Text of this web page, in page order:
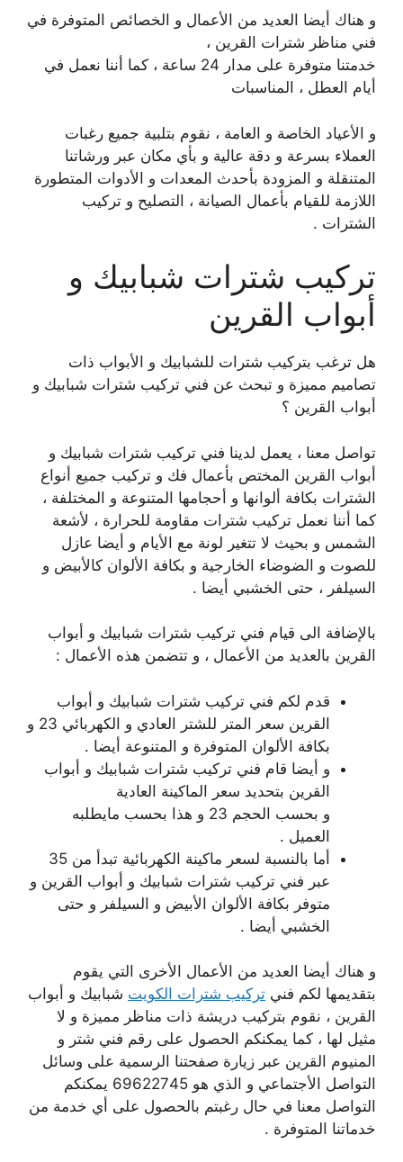
و هناك أيضا العديد من الأعمال و الخصائص المتوفرة في
فني مناظر شترات القرين ،
خدمتنا متوفرة على مدار 24 ساعة ، كما أننا نعمل في
أيام العطل ، المناسبات
و الأعياد الخاصة و العامة ، نقوم بتلبية جميع رغبات
العملاء بسرعة و دقة عالية و بأي مكان عبر ورشاتنا
المتنقلة و المزودة بأحدث المعدات و الأدوات المتطورة
اللازمة للقيام بأعمال الصيانة ، التصليح و تركيب
الشترات .
تركيب شترات شبابيك و
أبواب القرين
هل ترغب بتركيب شترات للشبابيك و الأبواب ذات
تصاميم مميزة و تبحث عن فني تركيب شترات شبابيك و
أبواب القرين ؟
تواصل معنا ، يعمل لدينا فني تركيب شترات شبابيك و
أبواب القرين المختص بأعمال فك و تركيب جميع أنواع
الشترات بكافة ألوانها و أحجامها المتنوعة و المختلفة ،
كما أننا نعمل تركيب شترات مقاومة للحرارة ، لأشعة
الشمس و بحيث لا تتغير لونة مع الأيام و أيضا عازل
للصوت و الضوضاء الخارجية و بكافة الألوان كالأبيض و
السيلفر ، حتى الخشبي أيضا .
بالإضافة الى قيام فني تركيب شترات شبابيك و أبواب
القرين بالعديد من الأعمال ، و تتضمن هذه الأعمال :
قدم لكم فني تركيب شترات شبابيك و أبواب
القرين سعر المتر للشتر العادي و الكهربائي 23 و
بكافة الألوان المتوفرة و المتنوعة أيضا .
و أيضا قام فني تركيب شترات شبابيك و أبواب
القرين بتحديد سعر الماكينة العادية
و بحسب الحجم 23 و هذا بحسب مايطلبه
العميل .
أما بالنسبة لسعر ماكينة الكهربائية تبدأ من 35
عبر فني تركيب شترات شبابيك و أبواب القرين و
متوفر بكافة الألوان الأبيض و السيلفر و حتى
الخشبي أيضا .
و هناك أيضا العديد من الأعمال الأخرى التي يقوم
بتقديمها لكم فني تركيب شترات الكويت شبابيك و أبواب
القرين ، نقوم بتركيب دريشة ذات مناظر مميزة و لا
مثيل لها ، كما يمكنكم الحصول على رقم فني شتر و
المنيوم القرين عبر زيارة صفحتنا الرسمية على وسائل
التواصل الأجتماعي و الذي هو 69622745 يمكنكم
التواصل معنا في حال رغبتم بالحصول على أي خدمة من
خدماتنا المتوفرة .